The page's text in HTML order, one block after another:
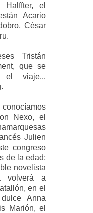
Halffter, el
Acario
César
Tristán
que se
el viaje...
Nexo, el
Julien
congreso
de la edad;
novelista
volverá a
en el
Anna
Marión, el